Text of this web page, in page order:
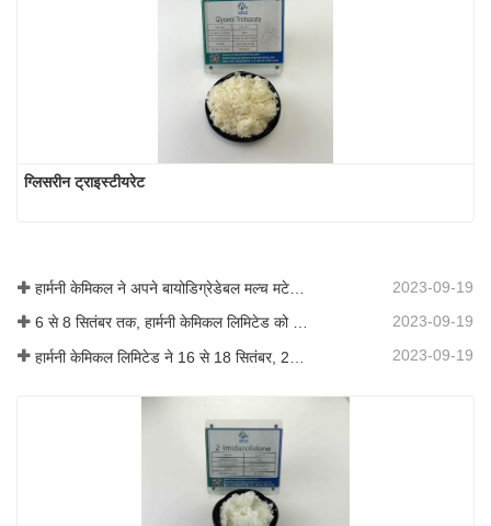
ग्लिसरीन ट्राइस्टीयरेट
2023-09-19
6 से 8 सितंबर तक, हार्मनी केमिकल लिमिटेड को कोटिंग्स ट्रेंड्स एंड टेक्नोलॉजी समिट (सीटीटी) में प्रदर्शन के लिए आमंत्रित किया गया था। 2023-09-19
2023-09-19